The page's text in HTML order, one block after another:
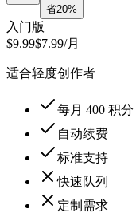
省20%
入门版
$9.99$7.99/月
适合轻度创作者
每月 400 积分
自动续费
标准支持
快速队列
定制需求